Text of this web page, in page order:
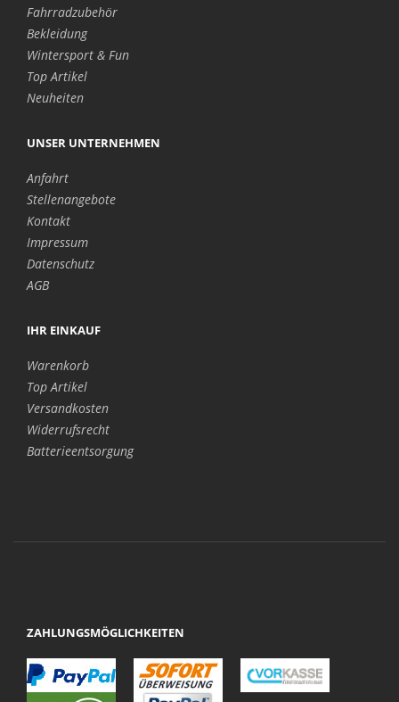
Fahrradzubehör
Bekleidung
Wintersport & Fun
Top Artikel
Neuheiten
UNSER UNTERNEHMEN
Anfahrt
Stellenangebote
Kontakt
Impressum
Datenschutz
AGB
IHR EINKAUF
Warenkorb
Top Artikel
Versandkosten
Widerrufsrecht
Batterieentsorgung
ZAHLUNGSMÖGLICHKEITEN